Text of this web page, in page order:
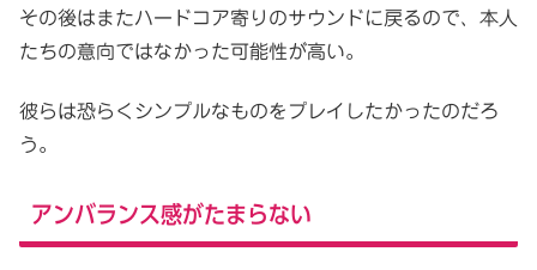
その後はまたハードコア寄りのサウンドに戻るので、本人
たちの意向ではなかった可能性が高い。
彼らは恐らくシンプルなものをプレイしたかったのだろ
う。
アンバランス感がたまらない